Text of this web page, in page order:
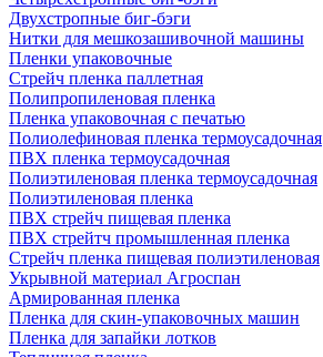
Двухстропные биг-бэги
Нитки для мешкозашивочной машины
Пленки упаковочные
Стрейч пленка паллетная
Полипропиленовая пленка
Пленка упаковочная с печатью
Полиолефиновая пленка термоусадочная
ПВХ пленка термоусадочная
Полиэтиленовая пленка термоусадочная
Полиэтиленовая пленка
ПВХ стрейч пищевая пленка
ПВХ стрейтч промышленная пленка
Стрейч пленка пищевая полиэтиленовая
Укрывной материал Агроспан
Армированная пленка
Пленка для скин-упаковочных машин
Пленка для запайки лотков